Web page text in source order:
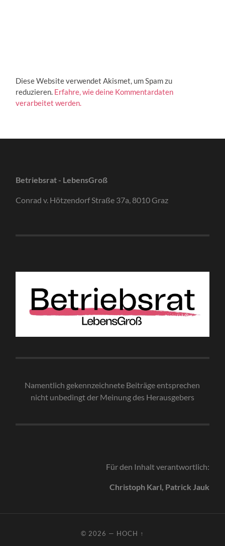
Diese Website verwendet Akismet, um Spam zu
reduzieren. Erfahre, wie deine Kommentardaten
verarbeitet werden.
Betriebsrat - LebensGroß
Conrad v. Hötzendorf Straße 37a, 8010 Graz
Namentlich gekennzeichnete Beiträge entsprechen
nicht unbedingt der Meinung des Herausgebers
Für den Inhalt verantwortlich:
Christoph Karl, Patrick Jauk
© 2026 — HOCH ↑